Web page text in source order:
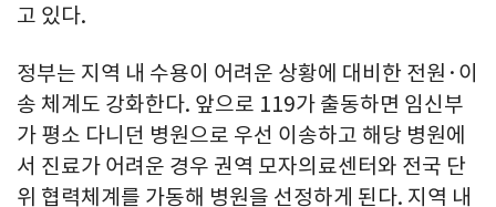
고 있다.
정부는 지역 내 수용이 어려운 상황에 대비한 전원·이
송 체계도 강화한다. 앞으로 119가 출동하면 임신부
가 평소 다니던 병원으로 우선 이송하고 해당 병원에
서 진료가 어려운 경우 권역 모자의료센터와 전국 단
위 협력체계를 가동해 병원을 선정하게 된다. 지역 내